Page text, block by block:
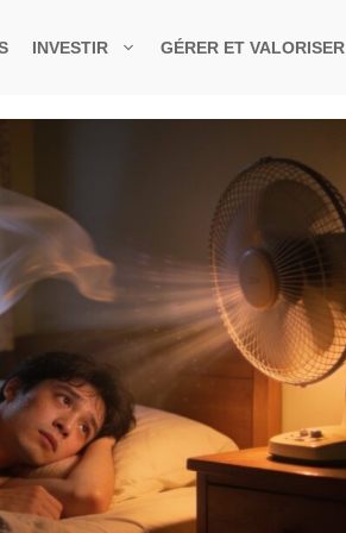
INVESTIR GÉRER ET VALORISER